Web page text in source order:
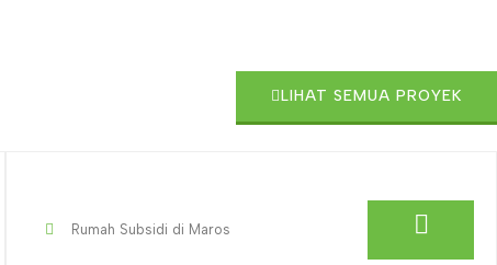
LIHAT SEMUA PROYEK
Rumah Subsidi di Maros